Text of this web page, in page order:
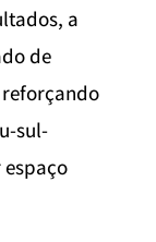
a
de
sul-